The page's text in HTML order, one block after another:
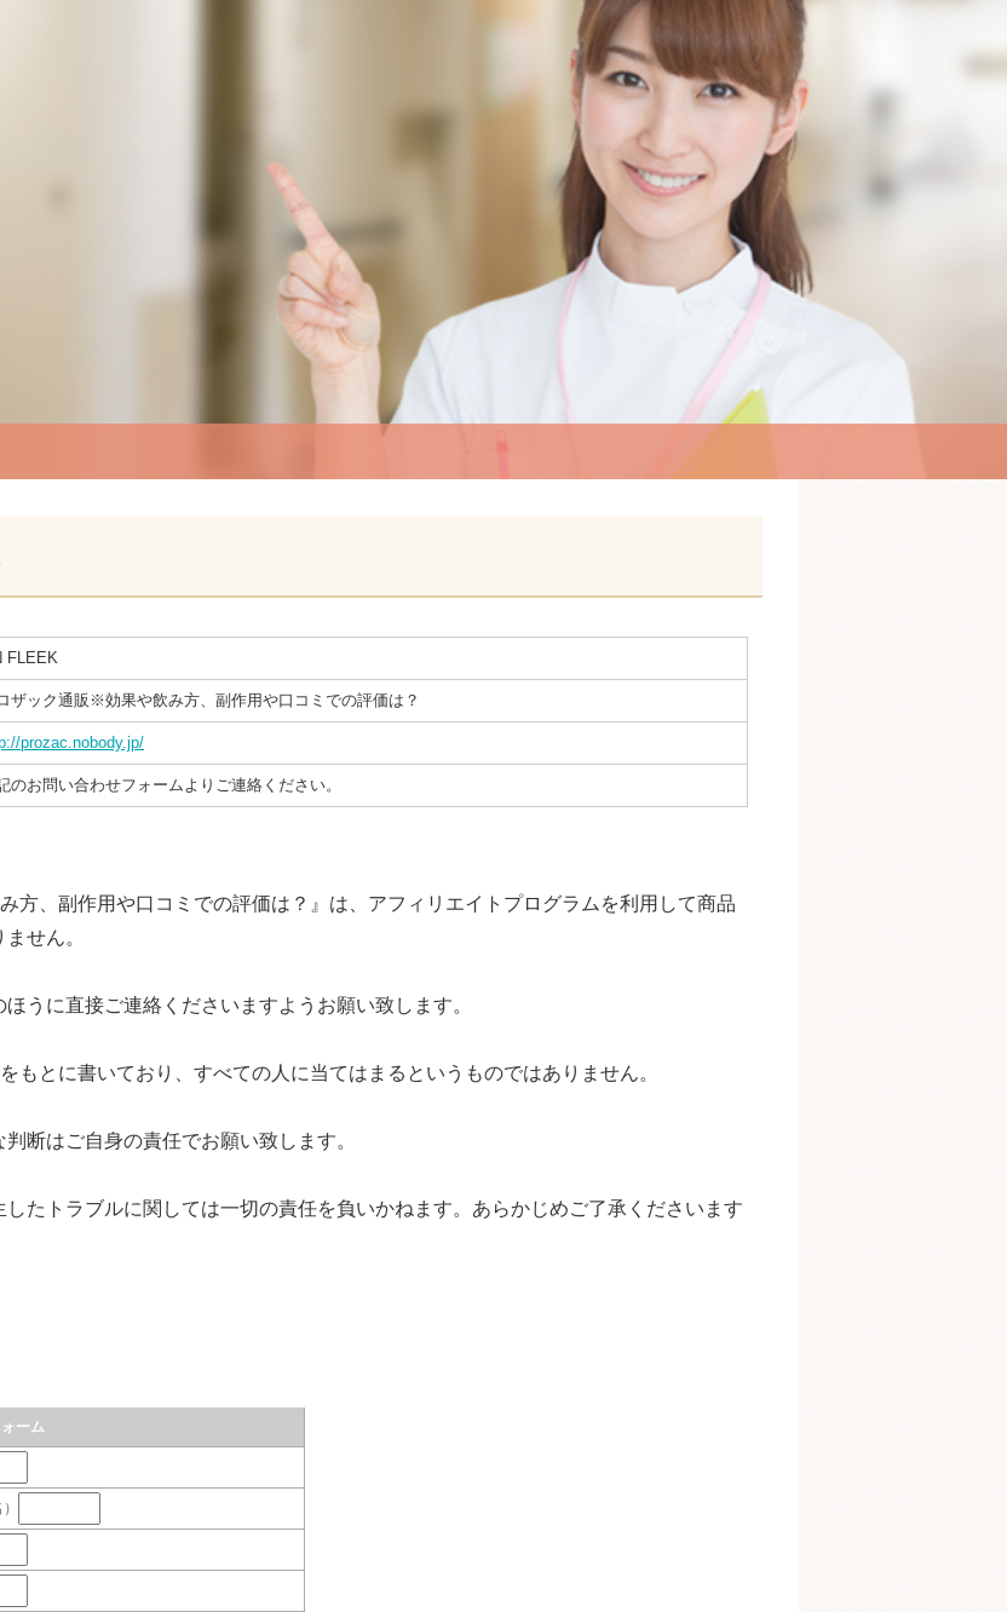
FLEEK
ザック通販※効果や飲み方、副作用や口コミでの評価は？
prozac.nobody.jp/
のお問い合わせフォームよりご連絡ください。
方、副作用や口コミでの評価は？』は、アフィリエイトプログラムを利用して商品
せん。
うに直接ご連絡くださいますようお願い致します。
もとに書いており、すべての人に当てはまるというものではありません。
断はご自身の責任でお願い致します。
たトラブルに関しては一切の責任を負いかねます。あらかじめご了承くださいます
ーム